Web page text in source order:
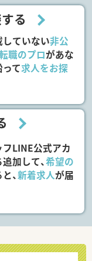
る
していない非公
職のプロがあな
って求人をお探
LINE公式アカ
加して、希望の
、新着求人が届